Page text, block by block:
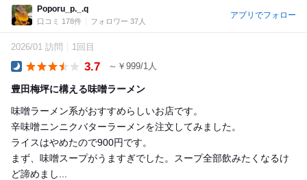
Poporu_p._.q
口コミ 178件 フォロワー 37人
アプリでフォロー
2026/01 訪問 1回目
3.7 ～￥999/1人
豊田梅坪に構える味噌ラーメン
味噌ラーメン系がおすすめらしいお店です。
辛味噌ニンニクバターラーメンを注文してみました。
ライスはやめたので900円です。
まず、味噌スープがうますぎでした。スープ全部飲みたくなるけ
ど諦めまし...